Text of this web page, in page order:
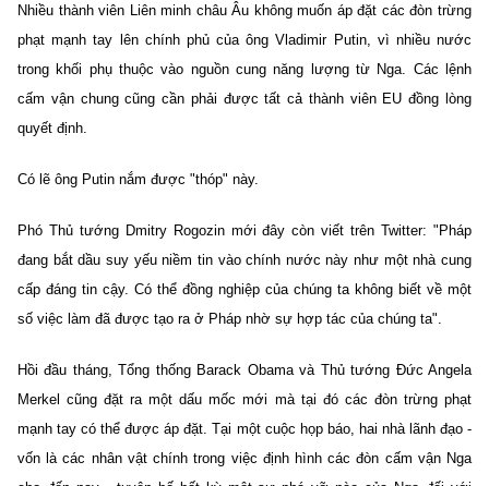
Nhiều thành viên Liên minh châu Âu không muốn áp đặt các đòn trừng
phạt mạnh tay lên chính phủ của ông Vladimir Putin, vì nhiều nước
trong khối phụ thuộc vào nguồn cung năng lượng từ Nga. Các lệnh
cấm vận chung cũng cần phải được tất cả thành viên EU đồng lòng
quyết định.
Có lẽ ông Putin nắm được "thóp" này.
Phó Thủ tướng Dmitry Rogozin mới đây còn viết trên Twitter: "Pháp
đang bắt dầu suy yếu niềm tin vào chính nước này như một nhà cung
cấp đáng tin cậy. Có thể đồng nghiệp của chúng ta không biết về một
số việc làm đã được tạo ra ở Pháp nhờ sự hợp tác của chúng ta".
Hồi đầu tháng, Tổng thống Barack Obama và Thủ tướng Đức Angela
Merkel cũng đặt ra một dấu mốc mới mà tại đó các đòn trừng phạt
mạnh tay có thể được áp đặt. Tại một cuộc họp báo, hai nhà lãnh đạo -
vốn là các nhân vật chính trong việc định hình các đòn cấm vận Nga